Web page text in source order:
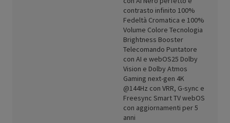
contrasto infinito 100%
Fedeltà Cromatica e 100%
Volume Colore Tecnologia
Brightness Booster
Telecomando Puntatore
con AI e webOS25 Dolby
Vision e Dolby Atmos
Gaming next-gen 4K
@144Hz con VRR, G-sync e
Freesync Smart TV webOS
con aggiornamenti per 5
anni